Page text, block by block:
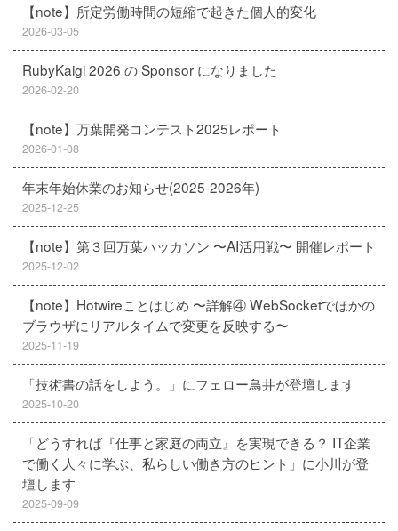
【note】所定労働時間の短縮で起きた個人的変化
2026-03-05
RubyKaigi 2026 の Sponsor になりました
2026-02-20
【note】万葉開発コンテスト2025レポート
2026-01-08
年末年始休業のお知らせ(2025-2026年)
2025-12-25
【note】第３回万葉ハッカソン 〜AI活用戦〜 開催レポート
2025-12-02
【note】Hotwireことはじめ 〜詳解④ WebSocketでほかの
ブラウザにリアルタイムで変更を反映する〜
2025-11-19
「技術書の話をしよう。」にフェロー鳥井が登壇します
2025-10-20
「どうすれば『仕事と家庭の両立』を実現できる？ IT企業
で働く人々に学ぶ、私らしい働き方のヒント」に小川が登
壇します
2025-09-09